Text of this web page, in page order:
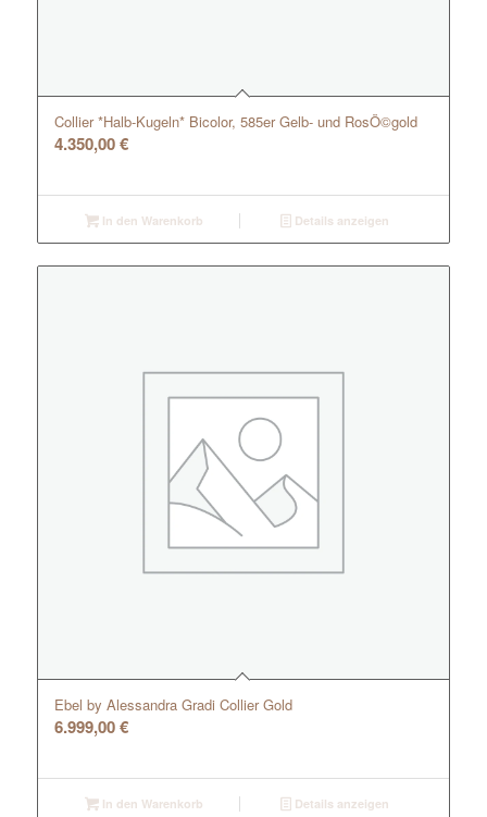
Collier *Halb-Kugeln* Bicolor, 585er Gelb- und RosÖ©gold
4.350,00€
In den Warenkorb Details anzeigen
Ebel by Alessandra Gradi Collier Gold
6.999,00€
In den Warenkorb Details anzeigen